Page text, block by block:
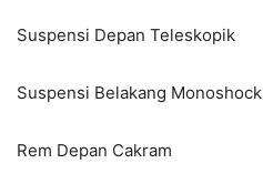
Suspensi Depan Teleskopik
Suspensi Belakang Monoshock
Rem Depan Cakram